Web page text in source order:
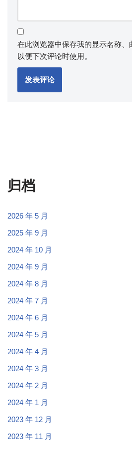
在此浏览器中保存我的显示名称、
以便下次评论时使用。
归档
2026 年 5 月
2025 年 9 月
2024 年 10 月
2024 年 9 月
2024 年 8 月
2024 年 7 月
2024 年 6 月
2024 年 5 月
2024 年 4 月
2024 年 3 月
2024 年 2 月
2024 年 1 月
2023 年 12 月
2023 年 11 月